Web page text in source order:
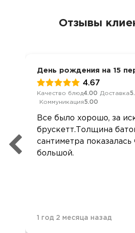
Отзывы
День рождения на 15
4.67
Качество блюд4.00 Доставка
Коммуникация5.00
Все было хорошо, за
брускетт.Толщина
сантиметра показалась
большой.
1 год 2 месяца назад